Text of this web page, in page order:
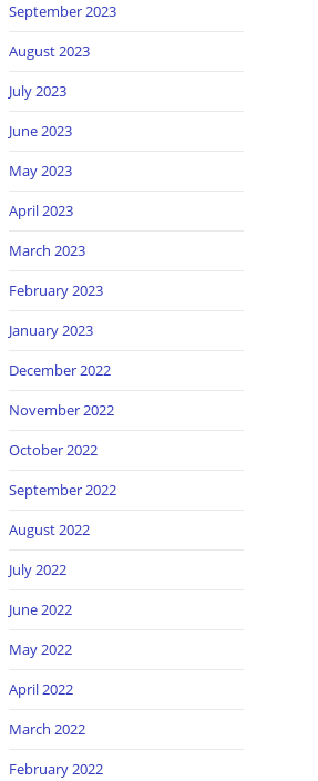
September 2023
August 2023
July 2023
June 2023
May 2023
April 2023
March 2023
February 2023
January 2023
December 2022
November 2022
October 2022
September 2022
August 2022
July 2022
June 2022
May 2022
April 2022
March 2022
February 2022